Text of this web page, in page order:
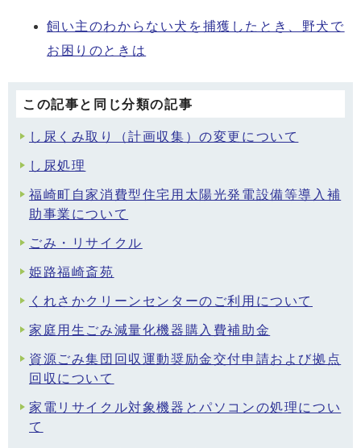
飼い主のわからない犬を捕獲したとき、野犬で
お困りのときは
この記事と同じ分類の記事
し尿くみ取り（計画収集）の変更について
し尿処理
福崎町自家消費型住宅用太陽光発電設備等導入補
助事業について
ごみ・リサイクル
姫路福崎斎苑
くれさかクリーンセンターのご利用について
家庭用生ごみ減量化機器購入費補助金
資源ごみ集団回収運動奨励金交付申請および拠点
回収について
家電リサイクル対象機器とパソコンの処理につい
て